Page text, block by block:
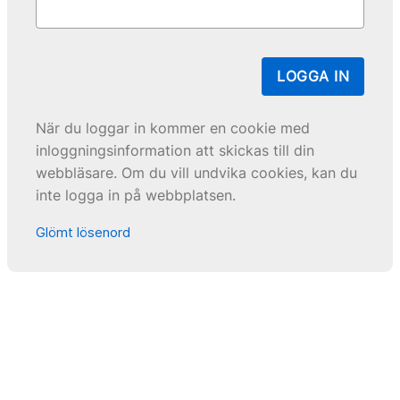
LOGGA IN
När du loggar in kommer en cookie med
inloggningsinformation att skickas till din
webbläsare. Om du vill undvika cookies, kan du
inte logga in på webbplatsen.
Glömt lösenord